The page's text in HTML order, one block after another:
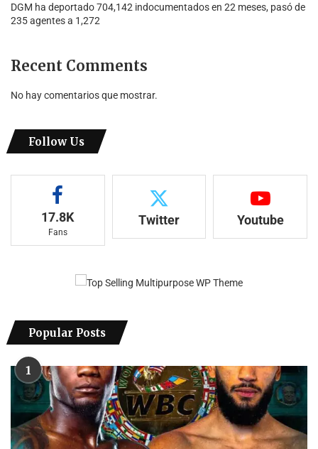
DGM ha deportado 704,142 indocumentados en 22 meses, pasó de
235 agentes a 1,272
Recent Comments
No hay comentarios que mostrar.
Follow Us
17.8K
Fans
Twitter Youtube
Popular Posts
1